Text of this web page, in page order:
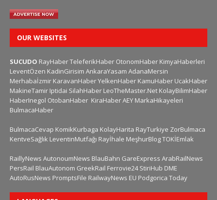
OUR WEBSITES
SUCUDO RayHaberTeleferikHaber OtonomHaber KimyaHaberleri
LeventÖzen KadinGirisim AnkaraYasam AdanaMersin
Merhabaİzmir KaravanHaberYelkenHaber KamuHaber UcakHaber
MakineTamir Iptidai SilahHaber LeoTheMaster.Net KolayBilimHaber
HaberInegol OtobanHaber KiraHaberAEY MarkaHikayeleri
BulmacaHaber
BulmacaCevap KomikKurbaga KolayHarita RayTurkiye ZorBulmaca
KentveSağlık LeventinMutfağı Rayİhale MeşhurBlogTOKİEmlak
RaillyNews AutonoumNews BlauBahn GareExpress ArabRailNews
PersRail BlauAutonom GreekRail Ferrovie24 StiriHub DME
AutoRusNews PromptsFile RailwayNews EU Podgorica Today